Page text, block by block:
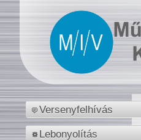
Versenyfelhívás
Lebonyolítás